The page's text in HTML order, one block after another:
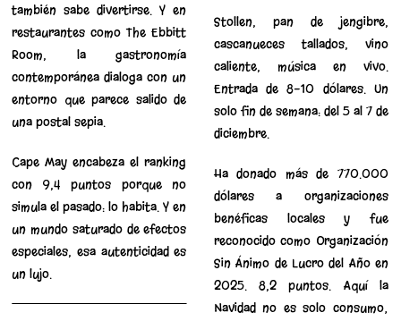
también sabe divertirse. Y en
restaurantes como The Ebbitt
Room, la gastronomía
contemporánea dialoga con un
entorno que parece salido de
una postal sepia.
Cape May encabeza el ranking
con 9,4 puntos porque no
simula el pasado: lo habita. Y en
un mundo saturado de efectos
especiales, esa autenticidad es
un lujo.
Stollen, pan de jengibre,
cascanueces tallados, vino
caliente, música en vivo.
Entrada de 8-10 dólares. Un
solo fin de semana: del 5 al 7 de
diciembre.
Ha donado más de 770.000
dólares a organizaciones
benéficas locales y fue
reconocido como Organización
Sin Ánimo de Lucro del Año en
2025. 8,2 puntos. Aquí la
Navidad no es solo consumo;